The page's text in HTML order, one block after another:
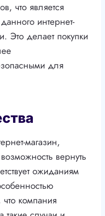
что является
интернет-
Это делает покупки
для
магазин,
вернуть
ожиданиям
компания